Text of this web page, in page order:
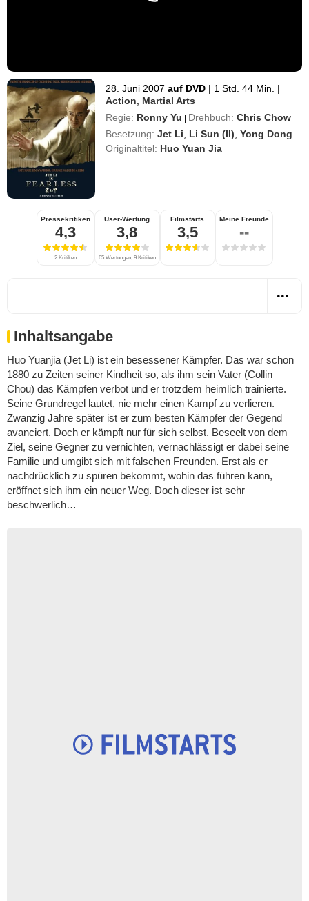
28. Juni 2007 auf DVD | 1 Std. 44 Min. |
Action
Martial Arts
Regie: Ronny Yu | Drehbuch: Chris Chow
Besetzung: Jet Li Li Sun (II) ,Yong Dong
Originaltitel: Huo Yuan Jia
Pressekritiken
4,3
2 Kritiken
User-Wertung
3,8
65 Wertungen, 9 Kritiken
Filmstarts
3,5
Meine Freunde
--
Inhaltsangabe
Huo Yuanjia (Jet Li) ist ein besessener Kämpfer. Das war schon
1880 zu Zeiten seiner Kindheit so, als ihm sein Vater (Collin
Chou) das Kämpfen verbot und er trotzdem heimlich trainierte.
Seine Grundregel lautet, nie mehr einen Kampf zu verlieren.
Zwanzig Jahre später ist er zum besten Kämpfer der Gegend
avanciert. Doch er kämpft nur für sich selbst. Beseelt von dem
Ziel, seine Gegner zu vernichten, vernachlässigt er dabei seine
Familie und umgibt sich mit falschen Freunden. Erst als er
nachdrücklich zu spüren bekommt, wohin das führen kann,
eröffnet sich ihm ein neuer Weg. Doch dieser ist sehr
beschwerlich…